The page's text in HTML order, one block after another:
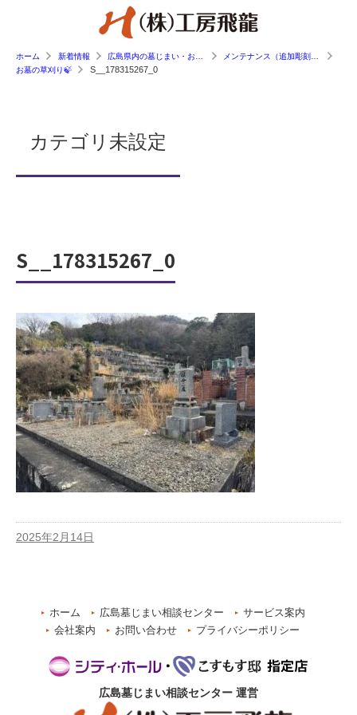
ホーム 新着情報
お墓の草刈り🍃
S__178315267_0
カテゴリ未設定
S__178315267_0
2025年2月14日
ホーム 広島墓じまい相談センター
サービス案内
会社案内
お問い合わせ プライバシーポリシー
広島墓じまい相談センター 運営